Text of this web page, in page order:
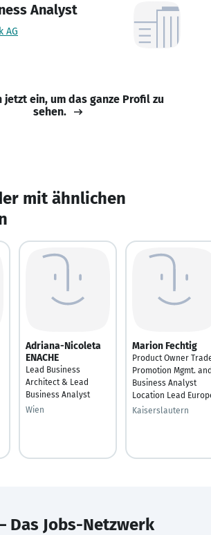
Analyst
AG
jetzt ein, um das ganze Profil zu
sehen.
mit ähnlichen
Adriana-Nicoleta
ENACHE
Lead Business
Architect & Lead
Business Analyst
Wien
Marion Fechtig
Product Owner
Promotion Mgmt.
Business Analyst
Location Lead
Kaiserslautern
Das Jobs-Netzwerk